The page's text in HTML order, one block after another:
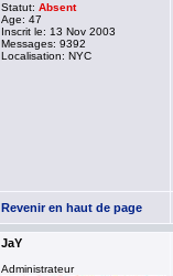
Statut: Absent
Age: 47
Inscrit le: 13 Nov 2003
Messages: 9392
Localisation: NYC
Revenir en haut de page
JaY
Administrateur